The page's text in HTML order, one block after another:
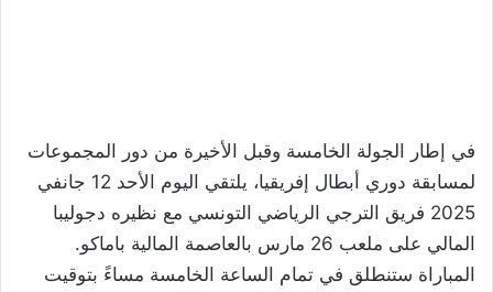
في إطار الجولة الخامسة وقبل الأخيرة من دور المجموعات
لمسابقة دوري أبطال إفريقيا، يلتقي اليوم الأحد 12 جانفي
2025 فريق الترجي الرياضي التونسي مع نظيره دجوليبا
المالي على ملعب 26 مارس بالعاصمة المالية باماكو.
المباراة ستنطلق في تمام الساعة الخامسة مساءً بتوقيت